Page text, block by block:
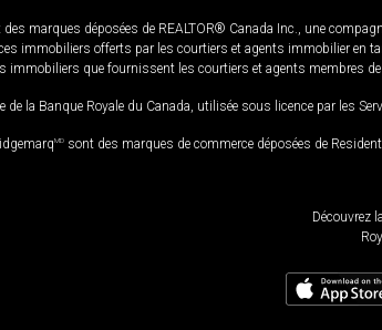
marques déposées de REALTOR® Canada Inc., une
immobiliers offerts par les courtiers et agents immobilier
immobiliers que fournissent les courtiers et agents membres de
de la Banque Royale du Canada, utilisée sous licence par les
MD sont des marques de commerce déposées de
Découvrez